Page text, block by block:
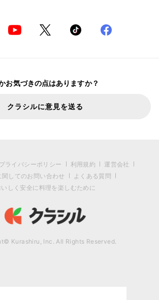
お気づきの点はありますか？
クラシルに意見を送る
プライバシーポリシー 利用規約
運営会社
関してのお問い合わせ
よくある質問
いしく安全に料理を楽しむために
Kurashiru, Inc. All Rights Reserved.